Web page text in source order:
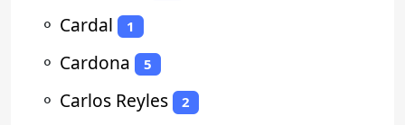
⚬ Cardal 1
⚬ Cardona 5
⚬ Carlos Reyles 2